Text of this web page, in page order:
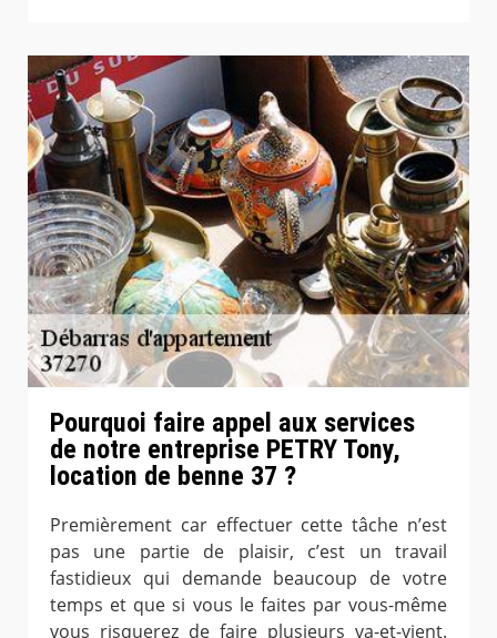
Pourquoi faire appel aux services
de notre entreprise PETRY Tony,
location de benne 37 ?
Premièrement car effectuer cette tâche n’est
pas une partie de plaisir, c’est un travail
fastidieux qui demande beaucoup de votre
temps et que si vous le faites par vous-même
vous risquerez de faire plusieurs va-et-vient.